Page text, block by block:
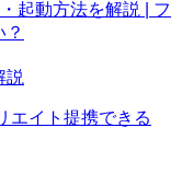
起動方法を解説 | フ
エイト提携できる